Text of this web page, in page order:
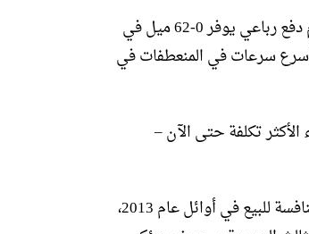
تحصل مرسيدس A45 AMG على 330 حصانًا ونظام دفع رباعي يوفر 0-62 ميل في
بأسرع سرعات في المنعطفات في
تكلفة حتى الآن –
من المقرر طرح سيارتي Audi RS3 BMW M135i المنافسة للبيع في أوائل عام 2013،